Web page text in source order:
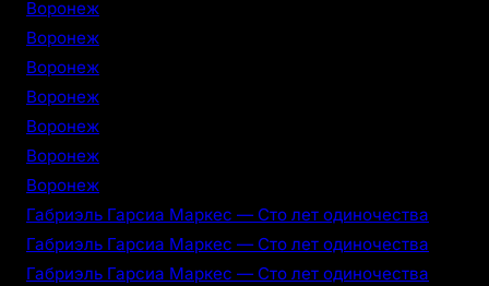
Воронеж
Воронеж
Воронеж
Воронеж
Воронеж
Воронеж
Воронеж
Габриэль Гарсиа Маркес — Сто лет одиночества
Габриэль Гарсиа Маркес — Сто лет одиночества
Габриэль Гарсиа Маркес — Сто лет одиночества